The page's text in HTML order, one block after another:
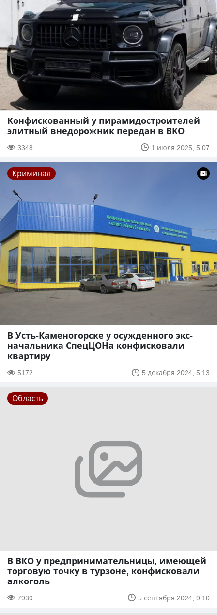
Конфискованный у пирамидостроителей
элитный внедорожник передан в ВКО
3348 1 июля 2025, 5:07
Криминал
В Усть-Каменогорске у осужденного экс-
начальника СпецЦОНа конфисковали
квартиру
5172 5 декабря 2024, 5:13
Область
В ВКО у предпринимательницы, имеющей
торговую точку в турзоне, конфисковали
алкоголь
7939 5 сентября 2024, 9:10